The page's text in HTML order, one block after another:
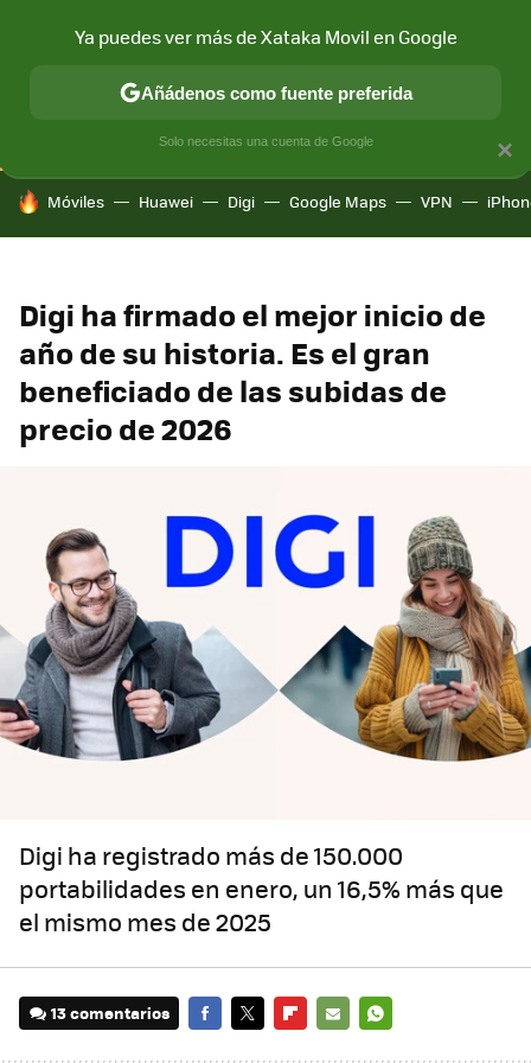
CONECTIVIDAD MÓVIL Y SOCIEDAD APLICACIONES
HOY SE HABLA DE
Móviles Huawei Digi Google Maps VPN
Digi ha firmado el mejor inicio de
año de su historia. Es el gran
beneficiado de las subidas de
precio de 2026
Digi ha registrado más de 150.000
portabilidades en enero, un 16,5% más que
el mismo mes de 2025
13 comentarios
×
Ya puedes ver más de Xataka Movil en Google
Añádenos como fuente preferida
Solo necesitas una cuenta de Google